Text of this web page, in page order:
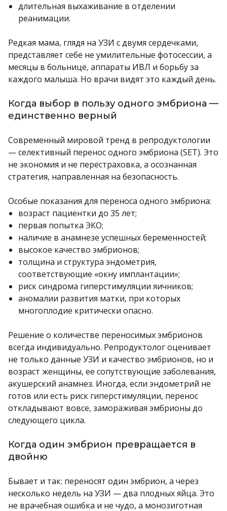
длительная выхаживание в отделении
реанимации.
Редкая мама, глядя на УЗИ с двумя сердечками,
представляет себе не умилительные фотосессии, а
месяцы в больнице, аппараты ИВЛ и борьбу за
каждого малыша. Но врачи видят это каждый день.
Когда выбор в пользу одного эмбриона —
единственно верный
Современный мировой тренд в репродуктологии
— селективный перенос одного эмбриона (SET). Это
не экономия и не перестраховка, а осознанная
стратегия, направленная на безопасность.
Особые показания для переноса одного эмбриона:
возраст пациентки до 35 лет;
первая попытка ЭКО;
наличие в анамнезе успешных беременностей;
высокое качество эмбрионов;
толщина и структура эндометрия,
соответствующие «окну имплантации»;
риск синдрома гиперстимуляции яичников;
аномалии развития матки, при которых
многоплодие критически опасно.
Решение о количестве переносимых эмбрионов
всегда индивидуально. Репродуктолог оценивает
не только данные УЗИ и качество эмбрионов, но и
возраст женщины, ее сопутствующие заболевания,
акушерский анамнез. Иногда, если эндометрий не
готов или есть риск гиперстимуляции, перенос
откладывают вовсе, замораживая эмбрионы до
следующего цикла.
Когда один эмбрион превращается в
двойню
Бывает и так: переносят один эмбрион, а через
несколько недель на УЗИ — два плодных яйца. Это
не врачебная ошибка и не чудо, а монозиготная